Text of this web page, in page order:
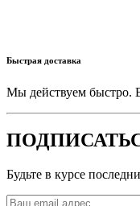
Быстрая доставка
Мы действуем быстро.
Будьте в курсе